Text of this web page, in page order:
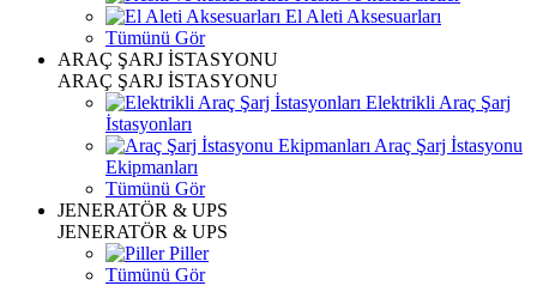
El Aleti Aksesuarları
Tümünü Gör
ARAÇ ŞARJ İSTASYONU
ARAÇ ŞARJ İSTASYONU
Elektrikli Araç Şarj
İstasyonları
Araç Şarj İstasyonu
Ekipmanları
Tümünü Gör
JENERATÖR & UPS
JENERATÖR & UPS
Piller
Tümünü Gör